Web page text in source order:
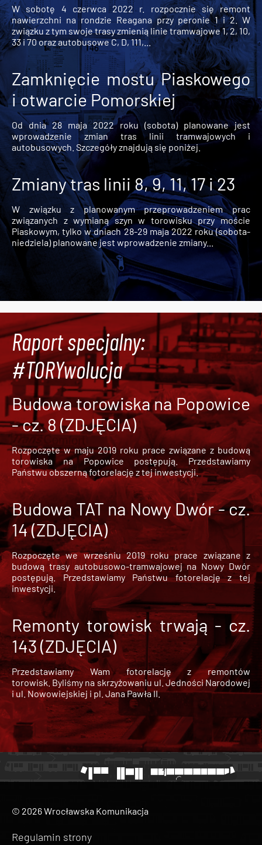
W sobotę 4 czerwca 2022 r. rozpocznie się remont
nawierzchni na rondzie Reagana przy peronie 1 i 2. W
związku z tym swoje trasy zmienią linie tramwajowe 1, 2, 10,
33 i 70 oraz autobusowe C, D, 111,...
Zamknięcie mostu Piaskowego
i otwarcie Pomorskiej
Od dnia 28 maja 2022 roku (sobota) planowane jest
wprowadzenie zmian tras linii tramwajowych i
autobusowych. Szczegóły znajdują się poniżej.
Zmiany tras linii 8, 9, 11, 17 i 23
W związku z planowanym przeprowadzeniem prac
związanych z wymianą szyn w torowisku przy moście
Piaskowym, tylko w dniach 28-29 maja 2022 roku (sobota-
niedziela) planowane jest wprowadzenie zmiany...
Raport specjalny:
#TORYwolucja
Budowa torowiska na Popowice
- cz. 8 (ZDJĘCIA)
Rozpoczęte w maju 2019 roku prace związane z budową
torowiska na Popowice
postępują. Przedstawiamy
Państwu obszerną fotorelację z tej inwestycji.
Budowa TAT na Nowy Dwór - cz.
14 (ZDJĘCIA)
Rozpoczęte we wrześniu 2019 roku prace związane z
budową trasy autobusowo-tramwajowej na Nowy Dwór
postępują. Przedstawiamy Państwu fotorelację z tej
inwestycji.
Remonty torowisk trwają - cz.
143 (ZDJĘCIA)
Przedstawiamy Wam fotorelację z remontów
torowisk. Byliśmy na skrzyżowaniu ul. Jedności Narodowej
i ul. Nowowiejskiej i pl. Jana Pawła II.
© 2026 Wrocławska Komunikacja
Regulamin strony